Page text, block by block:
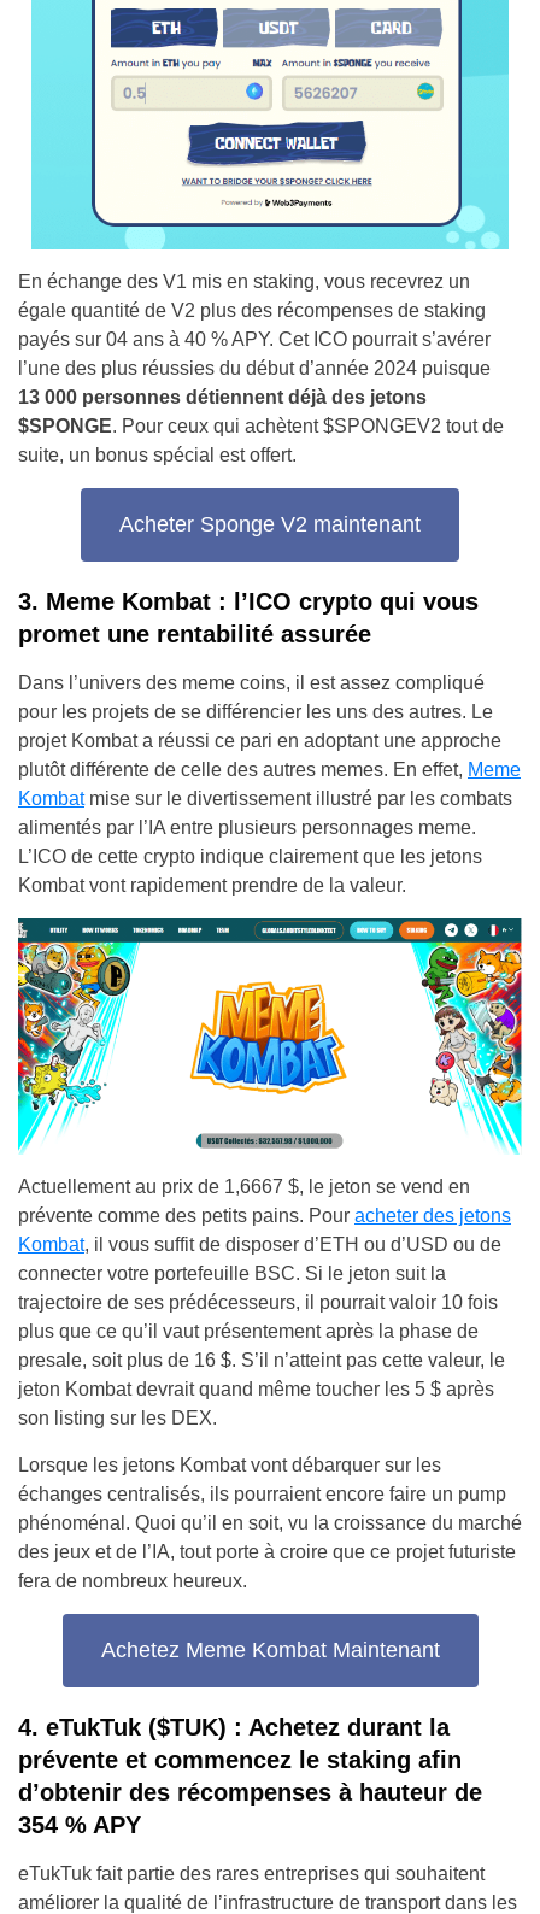
En échange des V1 mis en staking, vous recevrez un
égale quantité de V2 plus des récompenses de staking
payés sur 04 ans à 40 % APY. Cet ICO pourrait s’avérer
l’une des plus réussies du début d’année 2024 puisque
13 000 personnes détiennent déjà des jetons
$SPONGE. Pour ceux qui achètent $SPONGEV2 tout de
suite, un bonus spécial est offert.
Acheter Sponge V2 maintenant
3. Meme Kombat : l’ICO crypto qui vous
promet une rentabilité assurée
Dans l’univers des meme coins, il est assez compliqué
pour les projets de se différencier les uns des autres. Le
projet Kombat a réussi ce pari en adoptant une approche
plutôt différente de celle des autres memes. En effet, Meme
Kombatmise sur le divertissement illustré par les combats
alimentés par l’IA entre plusieurs personnages meme.
L’ICO de cette crypto indique clairement que les jetons
Kombat vont rapidement prendre de la valeur.
Actuellement au prix de 1,6667 $, le jeton se vend en
prévente comme des petits pains. Pour acheter des jetons
Kombat, il vous suffit de disposer d’ETH ou d’USD ou de
connecter votre portefeuille BSC. Si le jeton suit la
trajectoire de ses prédécesseurs, il pourrait valoir 10 fois
plus que ce qu’il vaut présentement après la phase de
presale, soit plus de 16 $. S’il n’atteint pas cette valeur, le
jeton Kombat devrait quand même toucher les 5 $ après
son listing sur les DEX.
Lorsque les jetons Kombat vont débarquer sur les
échanges centralisés, ils pourraient encore faire un pump
phénoménal. Quoi qu’il en soit, vu la croissance du marché
des jeux et de l’IA, tout porte à croire que ce projet futuriste
fera de nombreux heureux.
Achetez Meme Kombat Maintenant
4. eTukTuk ($TUK) : Achetez durant la
prévente et commencez le staking afin
d’obtenir des récompenses à hauteur de
354 % APY
eTukTuk fait partie des rares entreprises qui souhaitent
améliorer la qualité de l’infrastructure de transport dans les